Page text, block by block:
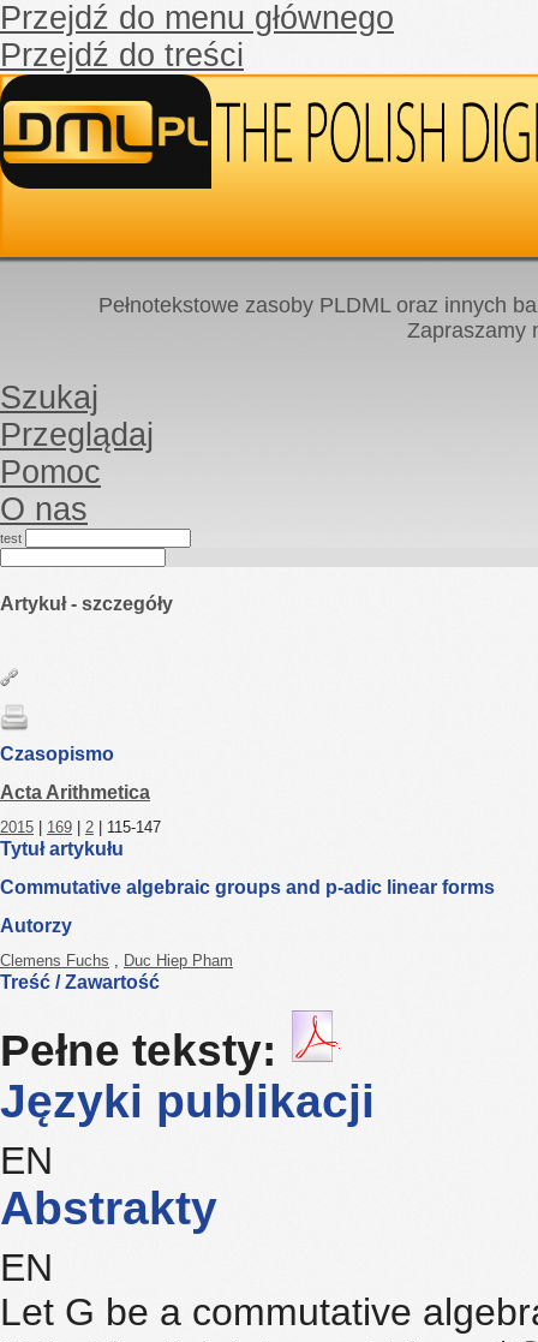
Przejdź do menu głównego
Przejdź do treści
Pełnotekstowe zasoby PLDML oraz innych
Zapraszamy
Szukaj
Przeglądaj
Pomoc
O nas
test
Artykuł - szczegóły
Czasopismo
Acta Arithmetica
2015 169 2 | 115-147
Tytuł artykułu
Commutative algebraic groups and p-adic linear forms
Autorzy
Clemens Fuchs , Duc Hiep Pham
Treść / Zawartość
Pełne teksty:
Języki publikacji
EN
Abstrakty
EN
Let G be a commutative